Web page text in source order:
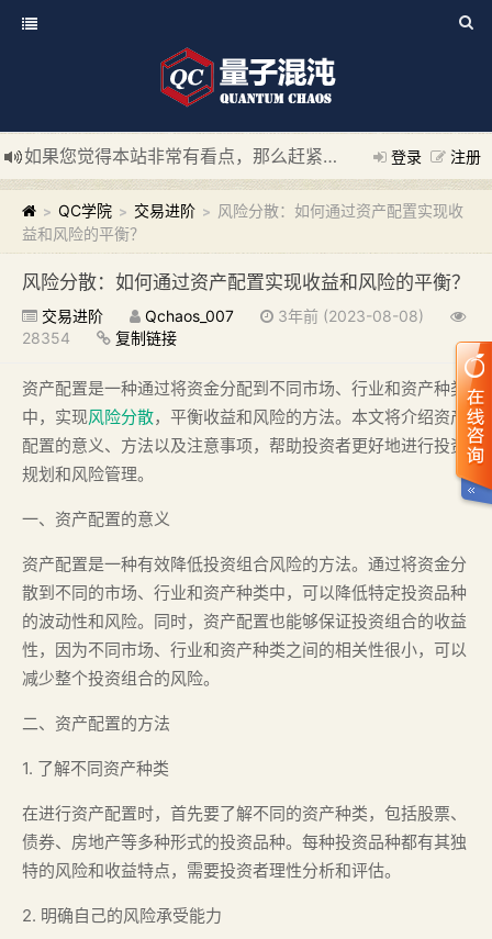
登录 注册
如果您觉得本站非常有看点，那么赶紧使用Ctrl+D 收藏我们吧
新添加量子混沌系统板块，欢迎大家访问！
---“量子混沌系
> QC学院 > 交易进阶 > 风险分散：如何通过资产配置实现收
益和风险的平衡？
风险分散：如何通过资产配置实现收益和风险的平衡？
交易进阶 Qchaos_007
3年前 (2023-08-08)
28354
复制链接
资产配置是一种通过将资金分配到不同市场、行业和资产种类
中，实现风险分散，平衡收益和风险的方法。本文将介绍资产
配置的意义、方法以及注意事项，帮助投资者更好地进行投资
规划和风险管理。
一、资产配置的意义
资产配置是一种有效降低投资组合风险的方法。通过将资金分
散到不同的市场、行业和资产种类中，可以降低特定投资品种
的波动性和风险。同时，资产配置也能够保证投资组合的收益
性，因为不同市场、行业和资产种类之间的相关性很小，可以
减少整个投资组合的风险。
二、资产配置的方法
1. 了解不同资产种类
在进行资产配置时，首先要了解不同的资产种类，包括股票、
债券、房地产等多种形式的投资品种。每种投资品种都有其独
特的风险和收益特点，需要投资者理性分析和评估。
2. 明确自己的风险承受能力